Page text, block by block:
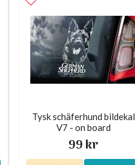
Tysk schäferhund bildekal
V7 - on board
99 kr